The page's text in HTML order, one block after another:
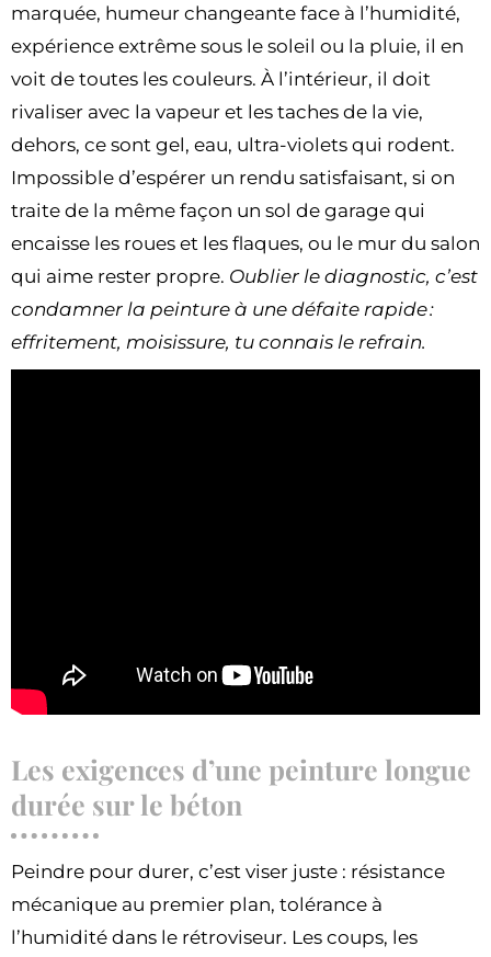
marquée, humeur changeante face à l’humidité,
expérience extrême sous le soleil ou la pluie, il en
voit de toutes les couleurs. À l’intérieur, il doit
rivaliser avec la vapeur et les taches de la vie,
dehors, ce sont gel, eau, ultra-violets qui rodent.
Impossible d’espérer un rendu satisfaisant, si on
traite de la même façon un sol de garage qui
encaisse les roues et les flaques, ou le mur du salon
qui aime rester propre. Oublier le diagnostic, c’est
condamner la peinture à une défaite rapide :
effritement, moisissure, tu connais le refrain.
Les exigences d’une peinture longue
durée sur le béton
Peindre pour durer, c’est viser juste : résistance
mécanique au premier plan, tolérance à
l’humidité dans le rétroviseur. Les coups, les